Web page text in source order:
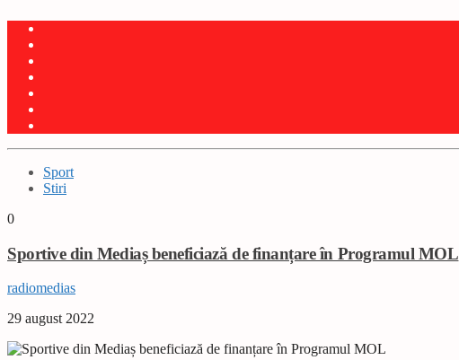
Sport
Stiri
0
Sportive din Mediaș beneficiază de finanțare în Programul MOL
radiomedias
29 august 2022